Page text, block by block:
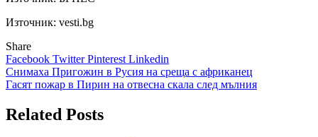
Източник: vesti.bg
Share
Facebook TwitterPinterest Linkedin
Навигация
Снимаха Пригожин в Русия на среща с африканец
Гасят пожар в Пирин на отвесна скала след мълния
Related Posts